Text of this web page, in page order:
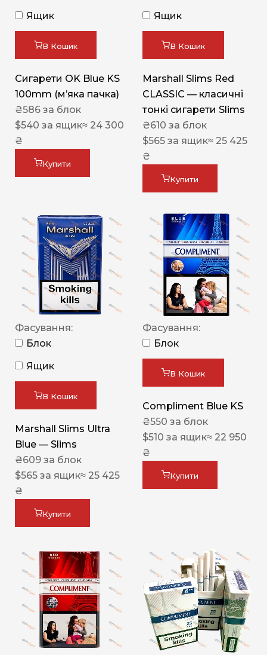
Ящик
В Кошик
Сигарети OK Blue KS
100mm (м’яка пачка)
₴586 за блок
$540 за ящик≈ 24 300
₴
Купити
Ящик
В Кошик
Marshall Slims Red
CLASSIC — класичні
тонкі сигарети Slims
₴610 за блок
$565 за ящик≈ 25 425
₴
Купити
Фасування:
Блок
Ящик
В Кошик
Marshall Slims Ultra
Blue — Slims
₴609 за блок
$565 за ящик≈ 25 425
₴
Купити
Фасування:
Блок
В Кошик
Compliment Blue KS
₴550 за блок
$510 за ящик≈ 22 950
₴
Купити